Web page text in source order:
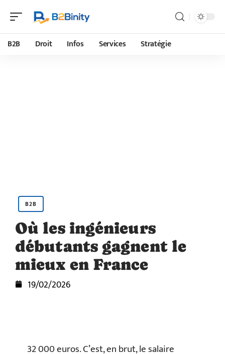
B2B Droit Infos Services Stratégie
B2B
Où les ingénieurs
débutants gagnent le
mieux en France
19/02/2026
32 000 euros. C’est, en brut, le salaire